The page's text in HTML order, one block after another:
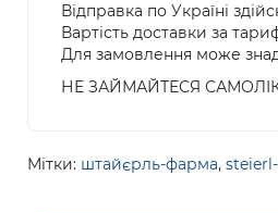
Відправка по Україні
Вартість доставки за
Для замовлення може
НЕ ЗАЙМАЙТЕСЯ
Мітки: штайєрль-фарма,